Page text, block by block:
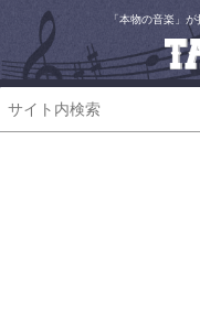
「本物の音楽」